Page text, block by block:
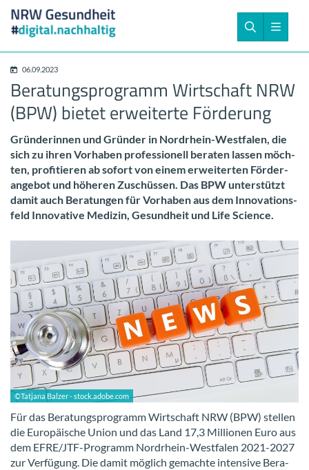
06.09.2023
Be­ra­tungs­pro­gramm Wirt­schaft NRW
(BPW) bie­tet er­wei­ter­te För­de­rung
Grün­de­rin­nen und Grün­der in Nordrhein-​Westfalen, die
sich zu ihren Vor­ha­ben pro­fes­sio­nell be­ra­ten las­sen möch­
ten, pro­fi­tie­ren ab so­fort von einem er­wei­ter­ten För­der­
an­ge­bot und hö­he­ren Zu­schüs­sen. Das BPW un­ter­stützt
damit auch Be­ra­tun­gen für Vor­ha­ben aus dem In­no­va­ti­ons­
feld In­no­va­ti­ve Me­di­zin, Ge­sund­heit und Life Sci­ence.
©Tat­ja­na Bal­zer - stock.adobe.com
Für das Be­ra­tungs­pro­gramm Wirt­schaft NRW (BPW) stel­len
die Eu­ro­päi­sche Union und das Land 17,3 Mil­lio­nen Euro aus
dem EFRE/JTF-​Programm Nordrhein-​Westfalen 2021-​2027
zur Ver­fü­gung. Die damit mög­lich ge­mach­te in­ten­si­ve Be­ra­